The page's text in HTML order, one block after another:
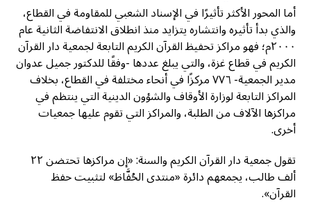
أما المحور الأكثر تأثيرًا في الإسناد الشعبي للمقاومة في القطاع،
والذي بدأ تأثيره وانتشاره يتزايد منذ انطلاق الانتفاضة الثانية عام
٢٠٠٠م؛ فهو مراكز تحفيظ القرآن الكريم التابعة لجمعية دار القرآن
الكريم في قطاع غزة، والتي يبلغ عددها -وفقًا للدكتور جميل عدوان
مدير الجمعية- ٧٧٦ مركزًا في أنحاء مختلفة في القطاع، بخلاف
المراكز التابعة لوزارة الأوقاف والشؤون الدينية التي ينتظم في
مراكزها الآلاف من الطلبة، والمراكز التي تقوم عليها جمعيات
أخرى.
تقول جمعية دار القرآن الكريم والسنة: «إن مراكزها تحتضن ٢٢
ألف طالب، يجمعهم دائرة «منتدى الحُفَّاظ» لتثبيت حفظ
القرآن».